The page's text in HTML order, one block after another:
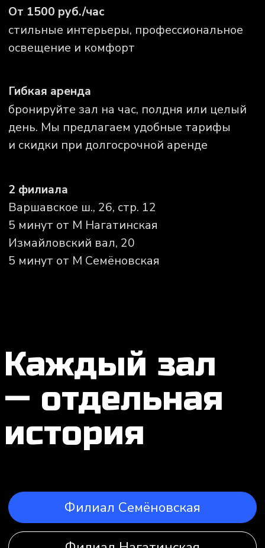
Каждый зал
— отдельная
Филиал Семёновская
Филиал Нагатинская
ЗАЛ ЛУНА
■ Площадь - 110 м2
■ Высота потолков - 5,5 м
Чем оборудован:
■ 12 быстросъемных пилонов
■ большие окна
■ рулонные шторы blackout
■ подвес для воздушных снарядов
Стоимость аренды:
3 000 руб./час (до 6 человек, более 6
человек +250 руб./чел.)